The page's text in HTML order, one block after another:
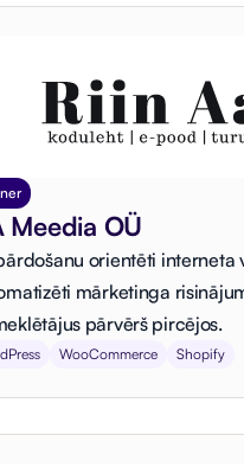
Meedia OÜ
orientēti interneta
mārketinga
pārvērš pircējos.
WooCommerce Shopify